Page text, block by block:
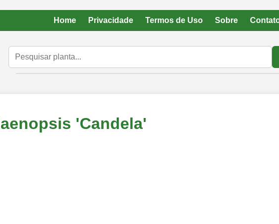
Home Privacidade Termos de Uso Sobre
'Candela'